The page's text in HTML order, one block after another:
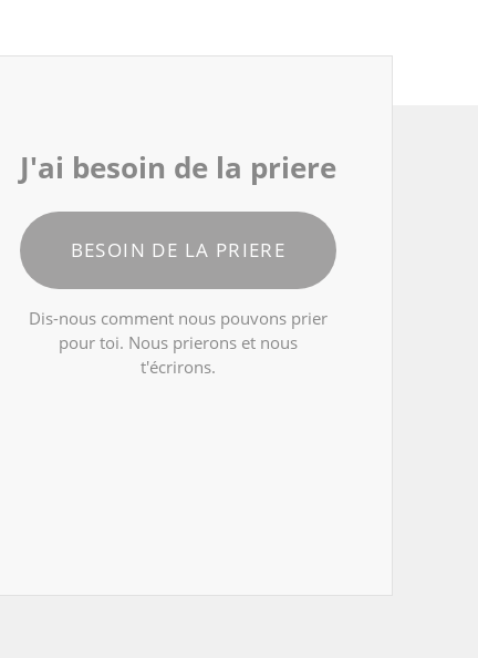
J'ai besoin de la priere
BESOIN DE LA PRIERE
Dis-nous comment nous pouvons prier
pour toi. Nous prierons et nous
t'écrirons.